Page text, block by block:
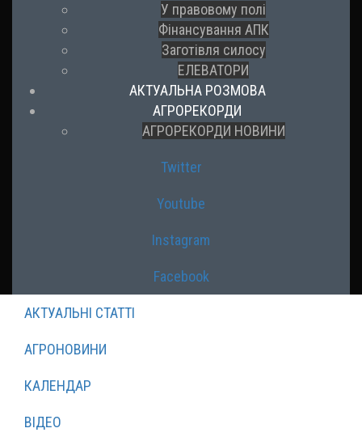
У правовому полі
Фінансування АПК
Заготівля силосу
ЕЛЕВАТОРИ
АКТУАЛЬНА РОЗМОВА
АГРОРЕКОРДИ
АГРОРЕКОРДИ НОВИНИ
Twitter
Youtube
Instagram
Facebook
АКТУАЛЬНІ СТАТТІ
АГРОНОВИНИ
КАЛЕНДАР
ВІДЕО